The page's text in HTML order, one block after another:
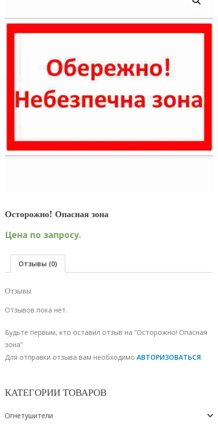
Осторожно! Опасная зона
Цена по запросу.
Отзывы (0)
Отзывы
Отзывов пока нет.
Будьте первым, кто оставил отзыв на “Осторожно! Опасная
зона”
Для отправки отзыва вам необходимо АВТОРИЗОВАТЬСЯ.
КАТЕГОРИИ ТОВАРОВ
Огнетушители